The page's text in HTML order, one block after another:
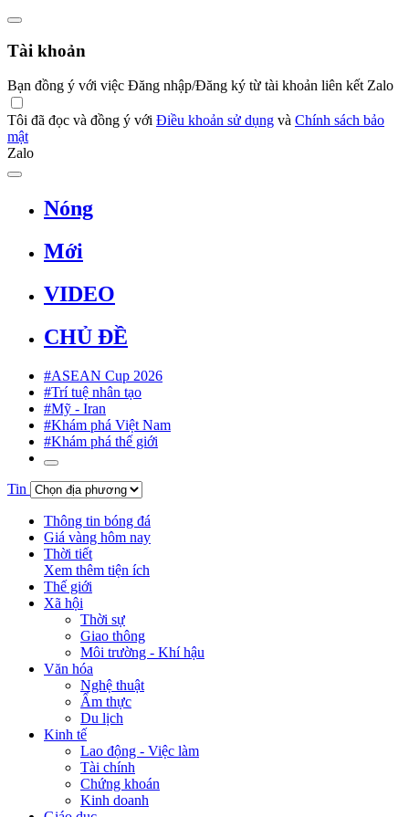
Tài khoản
Bạn đồng ý với việc Đăng nhập/Đăng ký từ tài khoản liên kết Zalo
Tôi đã đọc và đồng ý với Điều khoản sử dụng và Chính sách bảo
mật
Zalo
Nóng
Mới
VIDEO
CHỦ ĐỀ
#ASEAN Cup 2026
#Trí tuệ nhân tạo
#Mỹ - Iran
#Khám phá Việt Nam
#Khám phá thế giới
Tin
Thông tin bóng đá
Giá vàng hôm nay
Thời tiết
Xem thêm tiện ích
Thế giới
Xã hội
Thời sự
Giao thông
Môi trường - Khí hậu
Văn hóa
Nghệ thuật
Ẩm thực
Du lịch
Kinh tế
Lao động - Việc làm
Tài chính
Chứng khoán
Kinh doanh